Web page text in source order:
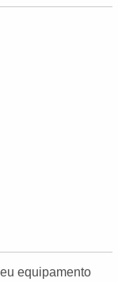
equipamento